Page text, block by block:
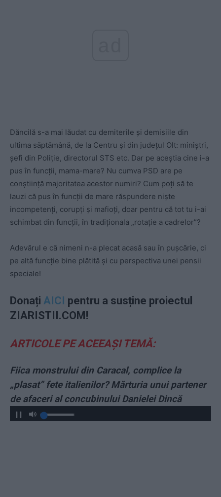
Dăncilă s-a mai lăudat cu demiterile și demisiile din
ultima săptămână, de la Centru și din județul Olt: miniștri,
șefi din Poliție, directorul STS etc. Dar pe aceștia cine i-a
pus în funcții, mama-mare? Nu cumva PSD are pe
conștiință majoritatea acestor numiri? Cum poți să te
lauzi că pus în funcții de mare răspundere niște
incompetenți, corupți și mafioți, doar pentru că tot tu i-ai
schimbat din funcții, în tradiționala „rotație a cadrelor”?
Adevărul e că nimeni n-a plecat acasă sau în pușcărie, ci
pe altă funcție bine plătită și cu perspectiva unei pensii
speciale!
Donați AICI pentru a susține proiectul
ZIARISTII.COM!
ARTICOLE PE ACEEAȘI TEMĂ:
Fiica monstrului din Caracal, complice la
„plasat” fete italienilor? Mărturia unui partener
de afaceri al concubinului Danielei Dincă